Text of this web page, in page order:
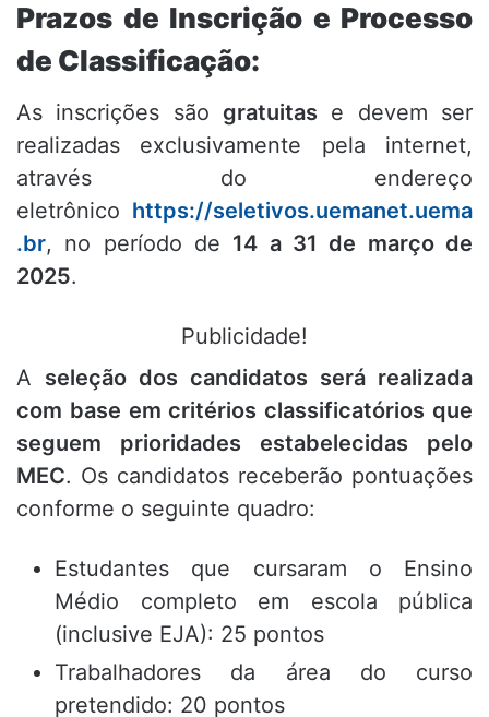
Prazos de Inscrição e Processo
de Classificação:
As inscrições são gratuitas e devem ser
realizadas exclusivamente pela internet,
através do endereço
eletrônico https://seletivos.uemanet.uema
.br, no período de 14 a 31 de março de
2025.
Publicidade!
A seleção dos candidatos será realizada
com base em critérios classificatórios que
seguem prioridades estabelecidas pelo
MEC. Os candidatos receberão pontuações
conforme o seguinte quadro:
Estudantes que cursaram o Ensino
Médio completo em escola pública
(inclusive EJA): 25 pontos
Trabalhadores da área do curso
pretendido: 20 pontos